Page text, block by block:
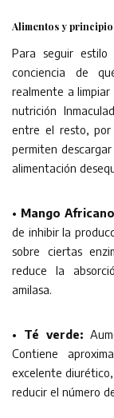
Alimentos y
Para seguir
conciencia de
realmente a limpiar
nutrición
entre el resto, por
permiten
alimentación
• Mango
de inhibir la
sobre ciertas
reduce la
amilasa.
• Té verde:
Contiene
excelente
reducir el número